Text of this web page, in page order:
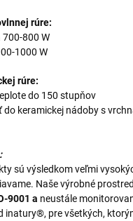
rúre:
800 W
1000 W
rúre:
do 150 stupňov
do keramickej nádoby s
sú výsledkom veľmi
Naše výrobné
9001 a neustále
inatury®, pre všetkých,